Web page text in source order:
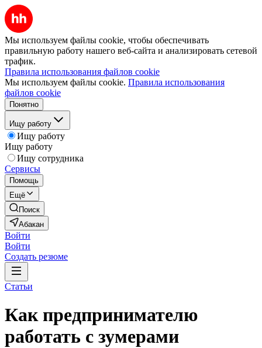
Мы используем файлы cookie, чтобы обеспечивать
правильную работу нашего веб-сайта и анализировать сетевой
трафик.
Правила использования файлов cookie
Мы используем файлы cookie. Правила использования
файлов cookie
Понятно
Ищу работу
Ищу работу
Ищу работу
Ищу сотрудника
Сервисы
Помощь
Ещё
Поиск
Абакан
Войти
Войти
Создать резюме
Статьи
Как предпринимателю
работать с зумерами